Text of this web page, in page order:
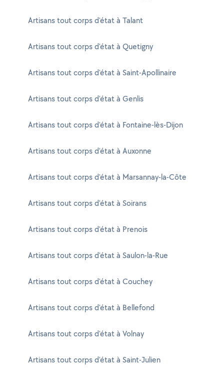
Artisans tout corps d'état à Talant
Artisans tout corps d'état à Quetigny
Artisans tout corps d'état à Saint-Apollinaire
Artisans tout corps d'état à Genlis
Artisans tout corps d'état à Fontaine-lès-Dijon
Artisans tout corps d'état à Auxonne
Artisans tout corps d'état à Marsannay-la-Côte
Artisans tout corps d'état à Soirans
Artisans tout corps d'état à Prenois
Artisans tout corps d'état à Saulon-la-Rue
Artisans tout corps d'état à Couchey
Artisans tout corps d'état à Bellefond
Artisans tout corps d'état à Volnay
Artisans tout corps d'état à Saint-Julien